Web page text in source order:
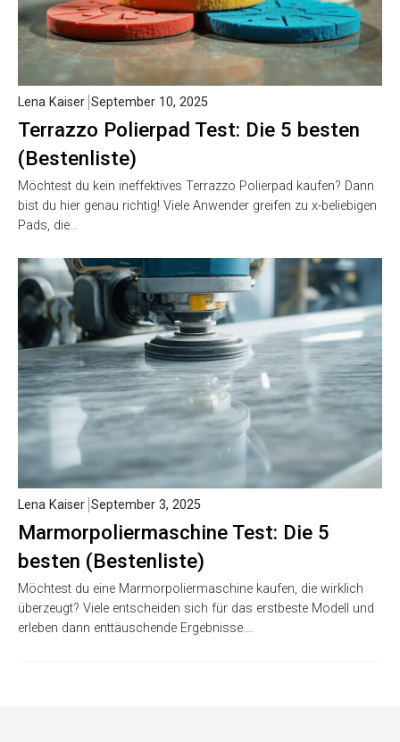
Terrazzo Polierpad Test: Die 5 besten
(Bestenliste)
Lena Kaiser September 10, 2025
Möchtest du kein ineffektives Terrazzo Polierpad kaufen? Dann
bist du hier genau richtig! Viele Anwender greifen zu x-beliebigen
Pads, die…
Marmorpoliermaschine Test: Die 5
besten (Bestenliste)
Lena Kaiser September 3, 2025
Möchtest du eine Marmorpoliermaschine kaufen, die wirklich
überzeugt? Viele entscheiden sich für das erstbeste Modell und
erleben dann enttäuschende Ergebnisse….